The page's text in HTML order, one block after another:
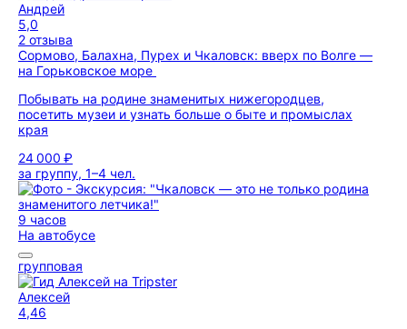
Андрей
5,0
2 отзыва
Сормово, Балахна, Пурех и Чкаловск: вверх по Волге —
на Горьковское море
Побывать на родине знаменитых нижегородцев,
посетить музеи и узнать больше о быте и промыслах
края
24 000 ₽
за группу, 1–4 чел.
9 часов
На автобусе
групповая
Алексей
4,46